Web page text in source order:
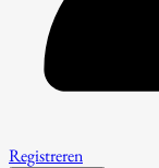
Registreren